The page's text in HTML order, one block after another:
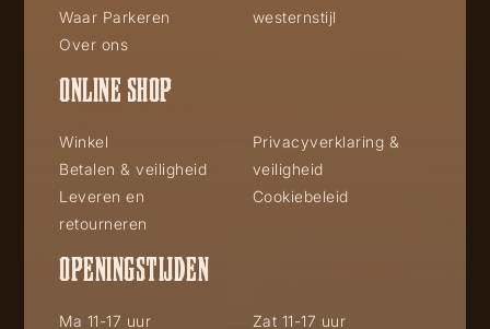
Waar Parkeren
Over ons
westernstijl
ONLINE SHOP
Winkel
Betalen & veiligheid
Leveren en
retourneren
Privacyverklaring &
veiligheid
Cookiebeleid
OPENINGSTIJDEN
Ma 11-17 uur
Zat 11-17 uur